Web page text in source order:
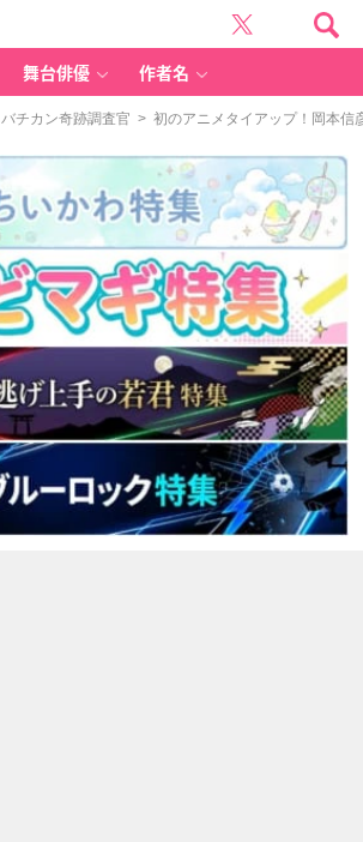
舞台俳優 作者名
バチカン奇跡調査官 > 初のアニメタイアップ！岡本信